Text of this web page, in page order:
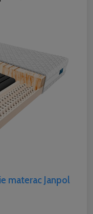
materac Janpol